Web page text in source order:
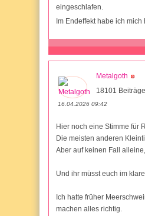
eingeschlafen.
Im Endeffekt habe ich
Metalgoth
18101 Beiträge
16.04.2026 09:42
Hier noch eine Stimme für
Die meisten anderen
Aber auf keinen Fall
Und ihr müsst euch im
Ich hatte früher
machen alles richtig.